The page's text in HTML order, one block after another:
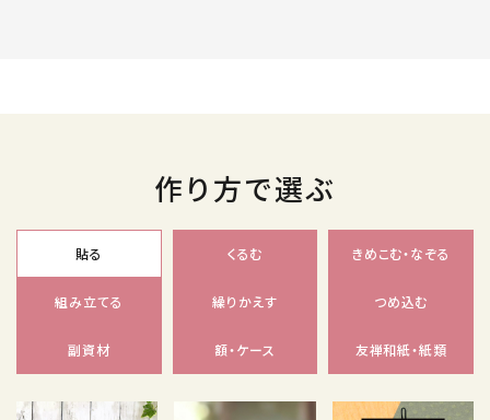
作り方で選ぶ
貼る くるむ きめこむ・なぞる
組み立てる 繰りかえす つめ込む
副資材 額・ケース 友禅和紙・紙類